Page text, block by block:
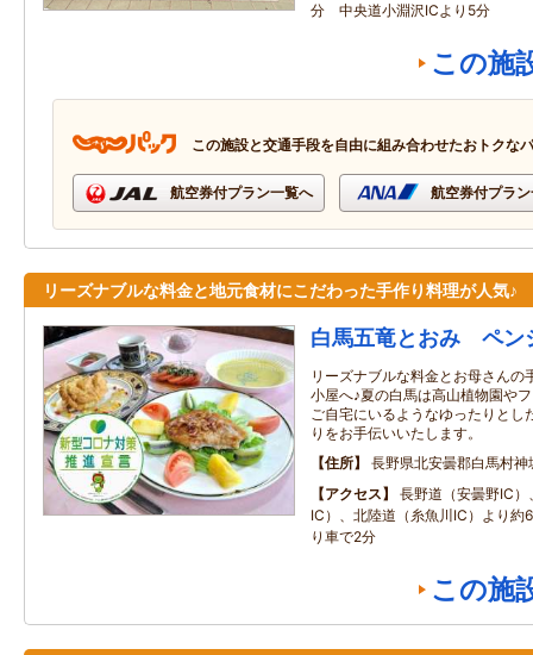
分 中央道小淵沢ICより5分
この施
この施設と交通手段を自由に組み合わせたおトクな
航空券付プラン一覧へ 航空券付プラ
リーズナブルな料金と地元食材にこだわった手作り料理が人気♪
白馬五竜とおみ ペン
リーズナブルな料金とお母さんの
小屋へ♪夏の白馬は高山植物園や
ご自宅にいるようなゆったりとし
りをお手伝いいたします。
住所
長野県北安曇郡白馬村神
アクセス
長野道（安曇野IC
IC）、北陸道（糸魚川IC）より約
り車で2分
この施